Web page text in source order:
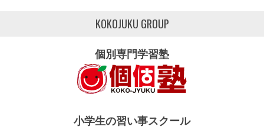
KOKOJUKU GROUP
個別専門学習塾
小学生の習い事スクール